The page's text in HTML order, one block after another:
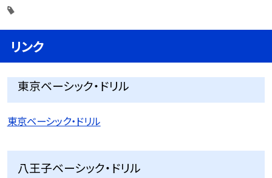
リンク
東京ベーシック・ドリル
東京ベーシック・ドリル
八王子ベーシック・ドリル